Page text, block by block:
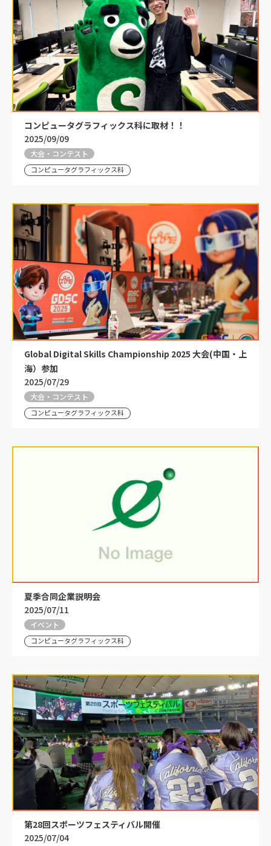
コンピュータグラフィックス科に取材！！
2025/09/09
大会・コンテスト
コンピュータグラフィックス科
Global Digital Skills Championship 2025 大会(中国・上
海）参加
2025/07/29
大会・コンテスト
コンピュータグラフィックス科
夏季合同企業説明会
2025/07/11
イベント
コンピュータグラフィックス科
第28回スポーツフェスティバル開催
2025/07/04